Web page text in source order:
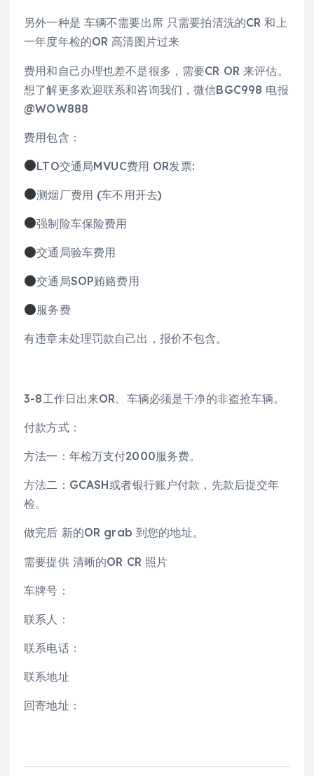
另外一种是 车辆不需要出席 只需要拍清洗的CR 和上
一年度年检的OR 高清图片过来
费用和自己办理也差不是很多，需要CR OR 来评估。
想了解更多欢迎联系和咨询我们，微信BGC998 电报
@WOW888
费用包含：
LTO交通局MVUC费用 OR发票:
测烟厂费用 (车不用开去)
强制险车保险费用
交通局验车费用
交通局SOP贿赂费用
服务费
有违章未处理罚款自己出，报价不包含。
3-8工作日出来OR。车辆必须是干净的非盗抢车辆。
付款方式：
方法一：年检万支付2000服务费。
方法二：GCASH或者银行账户付款，先款后提交年
检。
做完后 新的OR grab 到您的地址。
需要提供 清晰的OR CR 照片
车牌号：
联系人：
联系电话：
联系地址
回寄地址：